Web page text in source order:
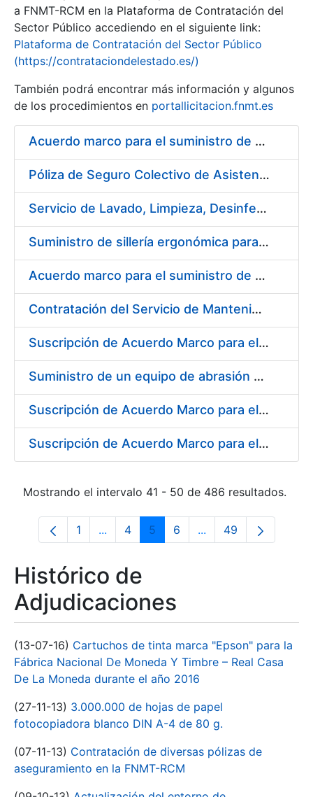
a FNMT-RCM en la Plataforma de Contratación del
Sector Público accediendo en el siguiente link:
Plataforma de Contratación del Sector Público
(https://contrataciondelestado.es/)
También podrá encontrar más información y algunos
de los procedimientos en portallicitacion.fnmt.es
Acuerdo marco para el suministro de material de droguería y limpieza a la FNMT-RCM
Póliza de Seguro Colectivo de Asistencia Sanitaria
Servicio de Lavado, Limpieza, Desinfección y Descontaminación de la ropa de trabajo del personal de la FNMT-RCM de Madrid
Suministro de sillería ergonómica para la FNMT-RCM
Acuerdo marco para el suministro de material de fontanería y aire acondicionado
Contratación del Servicio de Mantenimiento de Carretillas Transportadoras-elevadoras
Suscripción de Acuerdo Marco para el Suministro de Material de Filtración
Suministro de un equipo de abrasión para ensayos de laboratorio
Suscripción de Acuerdo Marco para el Suministro de Material de Neumática
Suscripción de Acuerdo Marco para el Suministro de Material de Ferretería de la Entidad Pública Empresarial Fábrica Nacional de Moneda y Timbre-Real Casa de la Moneda
Mostrando el intervalo 41 - 50 de 486 resultados.
Página
1 ...Páginas intermedias Use TAB para
Página
4 Página
5 Página
6 ...Páginas intermedias
Página
49
Histórico de
Adjudicaciones
(13-07-16) Cartuchos de tinta marca "Epson" para la
Fábrica Nacional De Moneda Y Timbre – Real Casa
De La Moneda durante el año 2016
(27-11-13) 3.000.000 de hojas de papel
fotocopiadora blanco DIN A-4 de 80 g.
(07-11-13) Contratación de diversas pólizas de
aseguramiento en la FNMT-RCM